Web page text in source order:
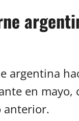
argentina
en mayo,
anterior.